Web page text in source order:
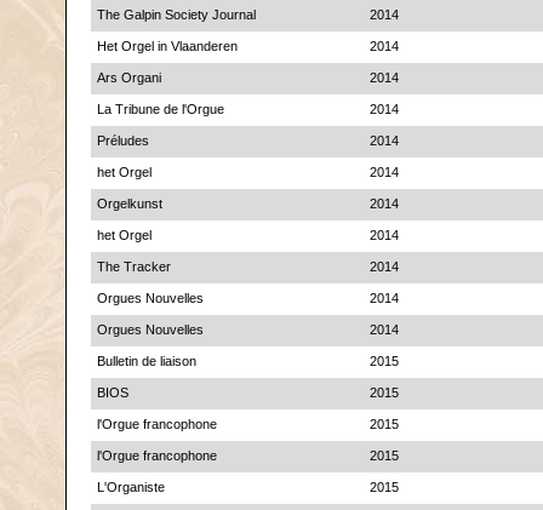
The Galpin Society Journal 2014
Het Orgel in Vlaanderen 2014
Ars Organi 2014
La Tribune de l'Orgue 2014
Préludes 2014
het Orgel 2014
Orgelkunst 2014
het Orgel 2014
The Tracker 2014
Orgues Nouvelles 2014
Orgues Nouvelles 2014
Bulletin de liaison 2015
BIOS 2015
l'Orgue francophone 2015
l'Orgue francophone 2015
L'Organiste 2015